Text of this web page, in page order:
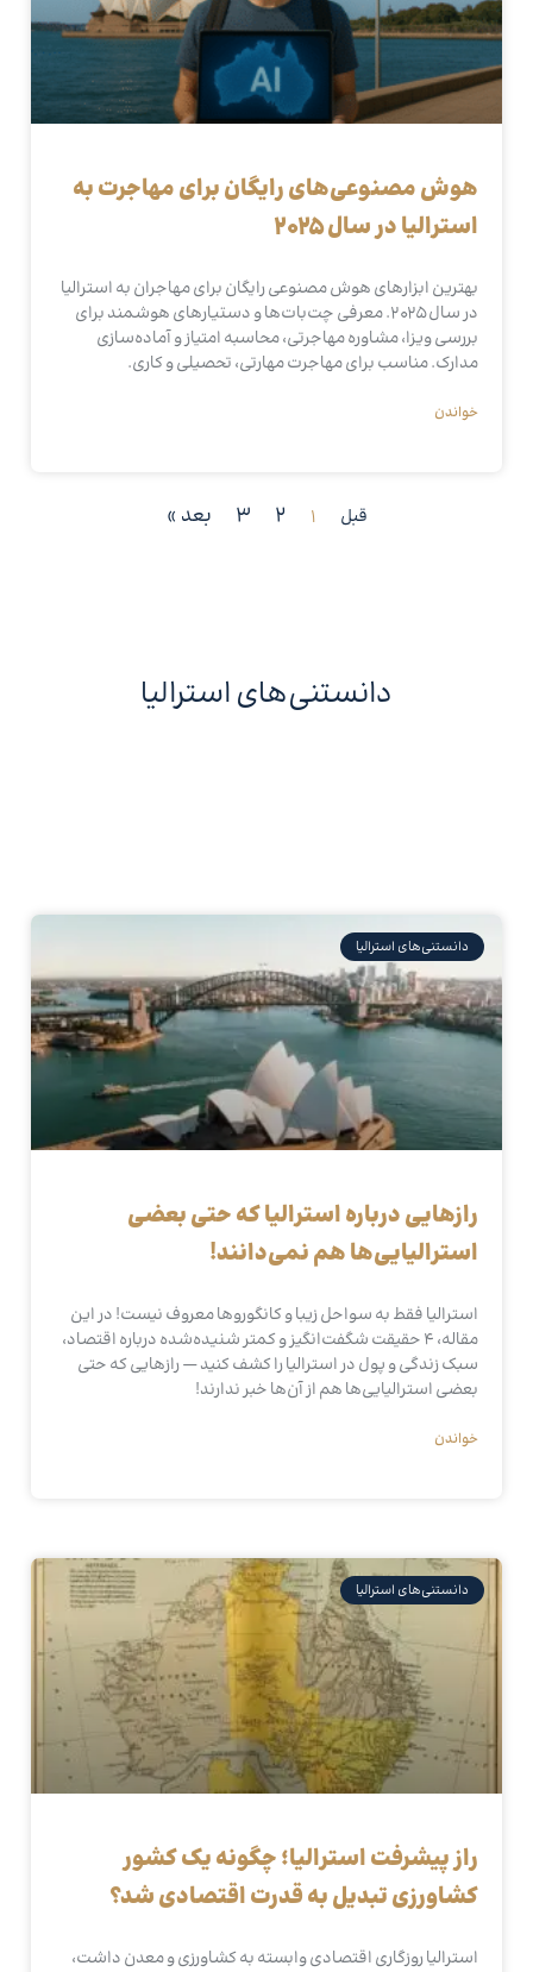
هوش مصنوعی‌های رایگان برای مهاجرت به
استرالیا در سال ۲۰۲۵
بهترین ابزارهای هوش مصنوعی رایگان برای مهاجران به استرالیا
در سال ۲۰۲۵. معرفی چت‌بات‌ها و دستیارهای هوشمند برای
بررسی ویزا، مشاوره مهاجرتی، محاسبه امتیاز و آماده‌سازی
مدارک. مناسب برای مهاجرت مهارتی، تحصیلی و کاری.
خواندن
قبل 1
2
3 بعد »
دانستنی‌های استرالیا
دانستنی‌های استرالیا
رازهایی درباره استرالیا که حتی بعضی
استرالیایی‌ها هم نمی‌دانند!
استرالیا فقط به سواحل زیبا و کانگوروها معروف نیست! در این
مقاله، ۴ حقیقت شگفت‌انگیز و کمتر شنیده‌شده درباره اقتصاد،
سبک زندگی و پول در استرالیا را کشف کنید — رازهایی که حتی
بعضی استرالیایی‌ها هم از آن‌ها خبر ندارند!
خواندن
دانستنی‌های استرالیا
راز پیشرفت استرالیا؛ چگونه یک کشور
کشاورزی تبدیل به قدرت اقتصادی شد؟
استرالیا روزگاری اقتصادی وابسته به کشاورزی و معدن داشت،